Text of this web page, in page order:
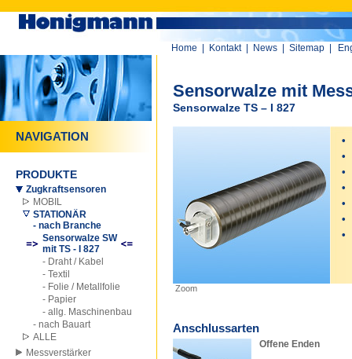
Home Kontakt News Sitemap
NAVIGATION
PRODUKTE
Zugkraftsensoren
MOBIL
STATIONÄR
- nach Branche
Sensorwalze SW
mit TS - I 827
- Draht / Kabel
- Textil
- Folie / Metallfolie
- Papier
- allg. Maschinenbau
- nach Bauart
ALLE
Messverstärker
Sensorwalze mit
Sensorwalze TS – I 827
•
•
•
•
•
•
•
Zoom
Anschlussarten
Offene Enden